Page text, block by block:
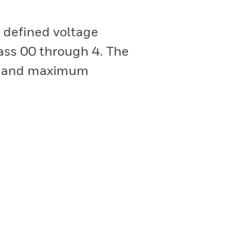
defined voltage
00 through 4. The
maximum